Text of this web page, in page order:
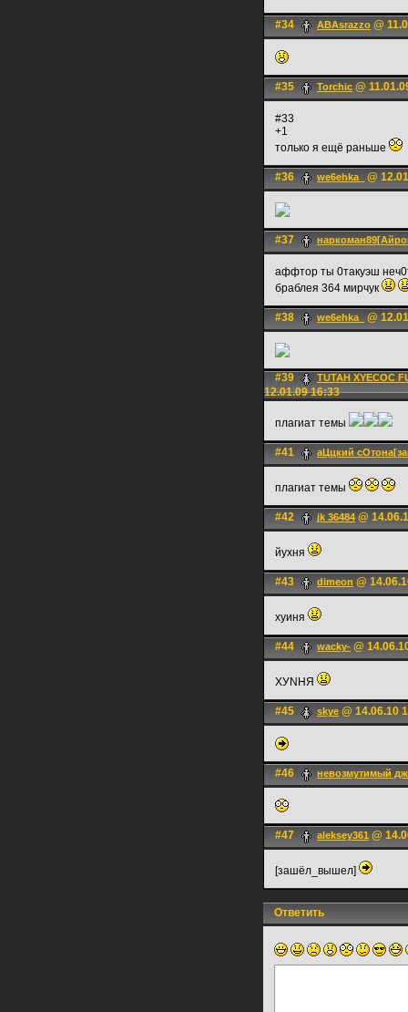
#34 ABAsrazzo @
#35 Torchic @
#33
+1
только я ещё раньше
#36 we6ehka_ @
#37
аффтор ты 0такуэш
браблея 364 мирчук
#38 we6ehka_ @
#39 ТUТАН ХYЕCОC
12.01.09 16:33
плагиат темы
#41 аЦцкий
плагиат темы
#42 jk 36484 @
йухня
#43 dimeon @
xyиня
#44 wacky- @
ХУNНЯ
#45 skye @ 14.06.10
#46 невозмутимый
#47 aleksey361 @
[зашёл_вышел]
Ответить